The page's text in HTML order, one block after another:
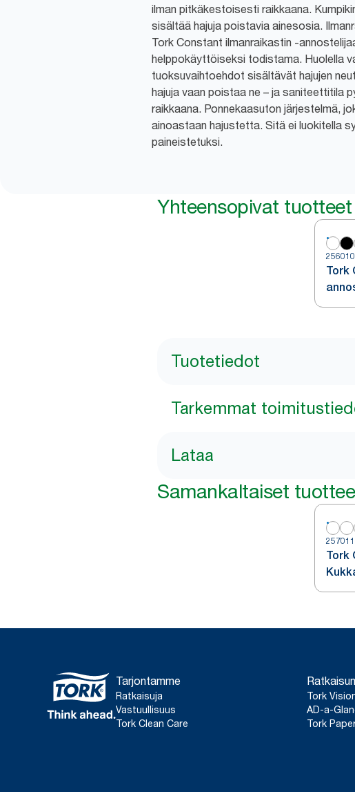
ilman pitkäkestoisesti raikkaana.
sisältää hajuja poistavia ainesosia.
Tork Constant ilmanraikastin -
helppokäyttöiseksi todistama. Huolella
tuoksuvaihtoehdot sisältävät hajujen
hajuja vaan poistaa ne – ja saniteettitila
raikkaana. Ponnekaasuton järjestelmä,
ainoastaan hajustetta. Sitä ei luokitella
paineistetuksi.
Yhteensopivat tuotteet
256010
Tork
Tuotetiedot
Tarkemmat
Lataa
Samankaltaiset
257011
Tork
Tarjontamme
Ratkaisuja
Vastuullisuus
Tork Clean Care
Tork
AD-a-
Tork